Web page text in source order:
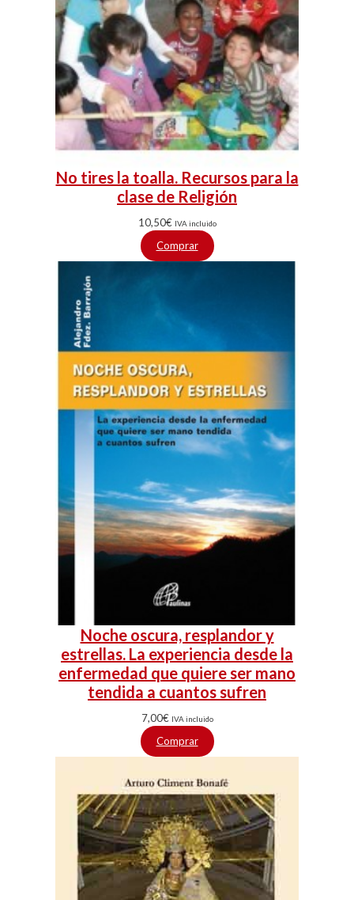
No tires la toalla. Recursos para la
clase de Religión
10,50€ IVA incluido
Comprar
Noche oscura, resplandor y
estrellas. La experiencia desde la
enfermedad que quiere ser mano
tendida a cuantos sufren
7,00€ IVA incluido
Comprar